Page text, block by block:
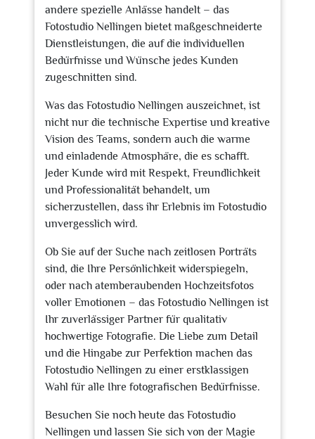
andere spezielle Anlässe handelt – das
Fotostudio Nellingen bietet maßgeschneiderte
Dienstleistungen, die auf die individuellen
Bedürfnisse und Wünsche jedes Kunden
zugeschnitten sind.
Was das Fotostudio Nellingen auszeichnet, ist
nicht nur die technische Expertise und kreative
Vision des Teams, sondern auch die warme
und einladende Atmosphäre, die es schafft.
Jeder Kunde wird mit Respekt, Freundlichkeit
und Professionalität behandelt, um
sicherzustellen, dass ihr Erlebnis im Fotostudio
unvergesslich wird.
Ob Sie auf der Suche nach zeitlosen Porträts
sind, die Ihre Persönlichkeit widerspiegeln,
oder nach atemberaubenden Hochzeitsfotos
voller Emotionen – das Fotostudio Nellingen ist
Ihr zuverlässiger Partner für qualitativ
hochwertige Fotografie. Die Liebe zum Detail
und die Hingabe zur Perfektion machen das
Fotostudio Nellingen zu einer erstklassigen
Wahl für alle Ihre fotografischen Bedürfnisse.
Besuchen Sie noch heute das Fotostudio
Nellingen und lassen Sie sich von der Magie